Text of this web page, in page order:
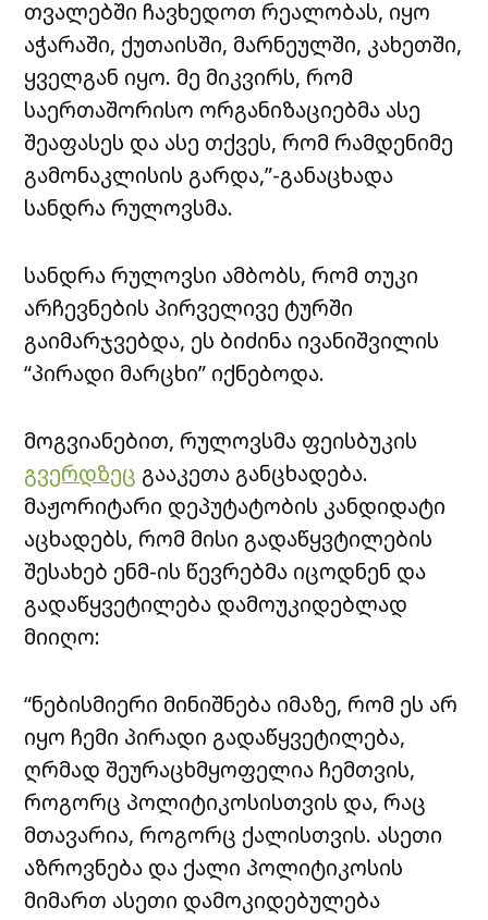
თვალებში ჩავხედოთ რეალობას, იყო
აჭარაში, ქუთაისში, მარნეულში, კახეთში,
ყველგან იყო. მე მიკვირს, რომ
საერთაშორისო ორგანიზაციებმა ასე
შეაფასეს და ასე თქვეს, რომ რამდენიმე
გამონაკლისის გარდა,”-განაცხადა
სანდრა რულოვსმა.
სანდრა რულოვსი ამბობს, რომ თუკი
არჩევნების პირველივე ტურში
გაიმარჯვებდა, ეს ბიძინა ივანიშვილის
“პირადი მარცხი” იქნებოდა.
მოგვიანებით, რულოვსმა ფეისბუკის
გვერდზეც გააკეთა განცხადება.
მაჟორიტარი დეპუტატობის კანდიდატი
აცხადებს, რომ მისი გადაწყვტილების
შესახებ ენმ-ის წევრებმა იცოდნენ და
გადაწყვეტილება დამოუკიდებლად
მიიღო:
“ნებისმიერი მინიშნება იმაზე, რომ ეს არ
იყო ჩემი პირადი გადაწყვეტილება,
ღრმად შეურაცხმყოფელია ჩემთვის,
როგორც პოლიტიკოსისთვის და, რაც
მთავარია, როგორც ქალისთვის. ასეთი
აზროვნება და ქალი პოლიტიკოსის
მიმართ ასეთი დამოკიდებულება